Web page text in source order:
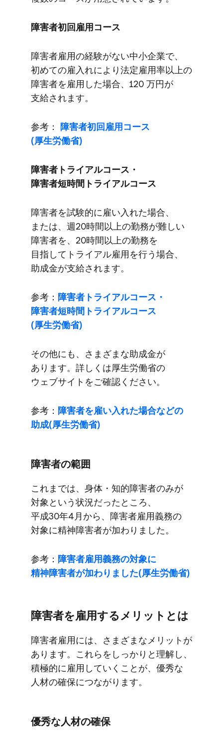
障害者初回雇用コース
障害者雇用の​経験が​ない​中小企業で、​
初めての​雇入れに​より​法定雇用率以上の​
障害者を​雇用した​場合、​120 万円が​
支給されます。
参考：
障害者初回雇用コース
(厚生労働省)
障害者トライアルコース・
障害者短時間トライアルコース
障害者を​試験的に​雇い​入れた​場合、​
または、​週20時間以上の​勤務が​難しい​
障害者を、​20時間以上の​勤務を​
目指して​トライアル雇用を​行う​場合、​
助成金が​支給されます。
参考： 障害者トライアルコース・
障害者短時間トライアルコース
(厚生労働省)
その​他にも、​さまざまな​助成金が​
あります。​詳しくは​厚生労働省の​
ウェブサイトを​ご確認ください。
参考： 障害者を​雇い​入れた​場合などの​
助成(厚生労働省)
障害者の​範囲
これまでは、​身体・知的障害者のみが​
対象と​いう​状況だった​ところ、​
平成30年4月から、​障害者雇用義務の​
対象に​精神障害者が​加わりました。
参考： 障害者雇用義務の​対象に​
精神障害者が​加わりました​(厚生労働省)
障害者を​雇用する​メリットとは
障害者雇用には、​さまざまな​メリットが​
あります。​これらを​しっかりと​理解し、​
積極的に​雇用していく​ことが、​優秀な​
人材の​確保に​つながります。
優秀な​人材の​確保